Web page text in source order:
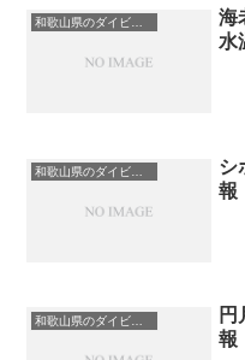
和歌山県のダイビングスポット・ポイント一覧
海
水
和歌山県のダイビングスポット・ポイント一覧
シ
報
和歌山県のダイビングスポット・ポイント一覧
円
報